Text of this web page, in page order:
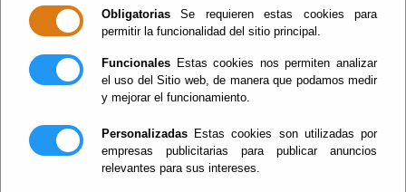
Obligatorias Se requieren estas cookies para
permitir la funcionalidad del sitio principal.
Funcionales Estas cookies nos permiten analizar
el uso del Sitio web, de manera que podamos medir
y mejorar el funcionamiento.
Personalizadas Estas cookies son utilizadas por
empresas publicitarias para publicar anuncios
relevantes para sus intereses.
Información sobre Diputados Provinciales
Diputados Provinciales
Retribuciones de los Diputados Provinciales
Declaración de bienes y actividades de los